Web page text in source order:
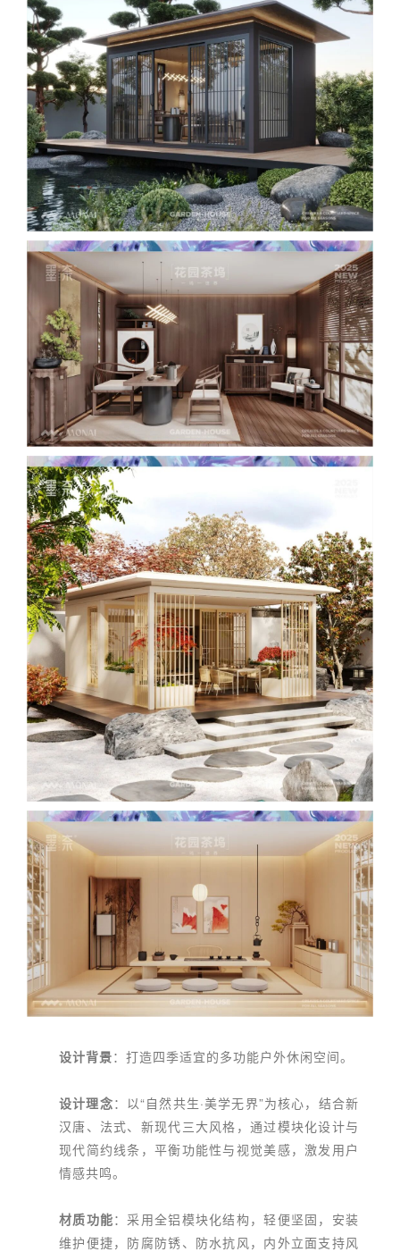
设计背景：打造四季适宜的多功能户外休闲空间。
设计理念：以“自然共生·美学无界”为核心，结合新
汉唐、法式、新现代三大风格，通过模块化设计与
现代简约线条，平衡功能性与视觉美感，激发用户
情感共鸣。
材质功能：采用全铝模块化结构，轻便坚固，安装
维护便捷，防腐防锈、防水抗风，内外立面支持风